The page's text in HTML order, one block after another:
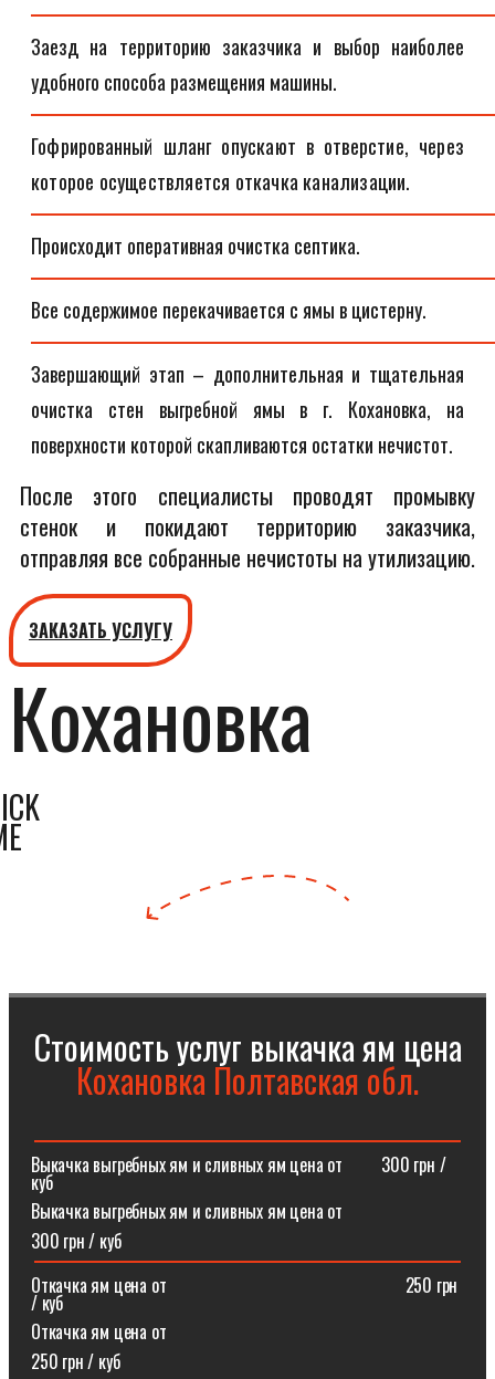
Заезд на территорию заказчика и выбор наиболее
удобного способа размещения машины.
Гофрированный шланг опускают в отверстие, через
которое осуществляется откачка канализации.
Происходит оперативная очистка септика.
Все содержимое перекачивается с ямы в цистерну.
Завершающий этап – дополнительная и тщательная
очистка стен выгребной ямы в г. Кохановка, на
поверхности которой скапливаются остатки нечистот.
После этого специалисты проводят промывку
стенок и покидают территорию заказчика,
отправляя все собранные нечистоты на утилизацию.
ЗАКАЗАТЬ УСЛУГУ
Кохановка
Стоимость услуг выкачка ям цена
Кохановка Полтавская обл.
Выкачка выгребных ям и сливных ям цена от⠀⠀⠀300 грн /
куб
Выкачка выгребных ям и сливных ям цена от
300 грн / куб
Откачка ям цена от ⠀⠀⠀⠀⠀⠀⠀⠀⠀⠀⠀⠀⠀⠀⠀⠀⠀⠀250 грн
/ куб
Откачка ям цена от
250 грн / куб